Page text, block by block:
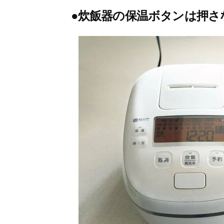
●炊飯器の保温ボタンは押さ